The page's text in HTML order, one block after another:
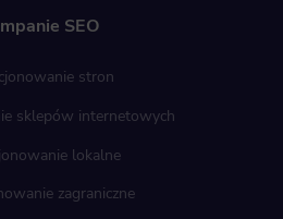
SEO
stron
sklepów internetowych
lokalne
zagraniczne